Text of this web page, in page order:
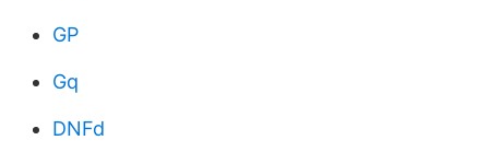
GP
Gq
DNFd